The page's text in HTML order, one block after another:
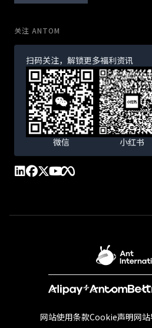
关注 ANTOM
扫码关注，解锁更多福利资讯
微信 小红书
网站使用条款Cookie声明网